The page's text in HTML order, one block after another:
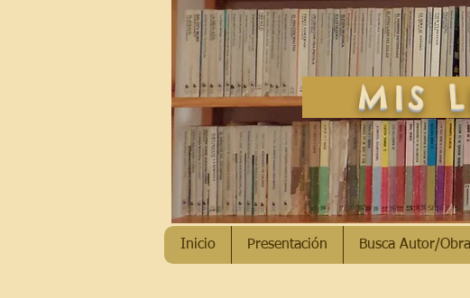
MIS
Inicio Presentación Busca Autor/Obra